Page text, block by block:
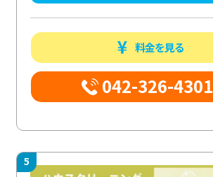
料金を見る
042-326-4301
5